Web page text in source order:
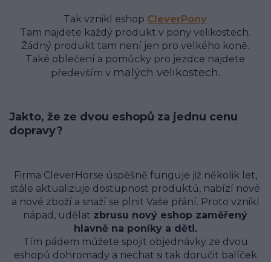
Tak vznikl eshop CleverPony
Tam najdete každý produkt v pony velikostech.
Žádný produkt tam není jen pro velkého koně.
Také oblečení a pomůcky pro jezdce najdete
především v malých velikostech.
Jakto, že ze dvou eshopů za jednu cenu
dopravy?
Firma CleverHorse úspěšně funguje již několik let,
stále aktualizuje dostupnost produktů, nabízí nové
a nové zboží a snaží se plnit Vaše přání. Proto vznikl
nápad, udělat zbrusu nový eshop zaměřený
hlavně na poníky a děti.
Tím pádem můžete spojit objednávky ze dvou
eshopů dohromady a nechat si tak doručit balíček